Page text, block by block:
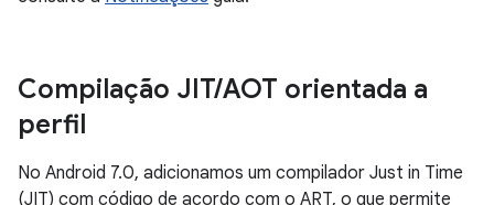
Compilação JIT/AOT orientada a
perfil
No Android 7.0, adicionamos um compilador Just in Time
(JIT) com código de acordo com o ART, o que permite